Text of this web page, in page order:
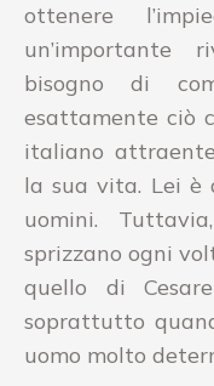
ottenere
un’importante
bisogno di
esattamente ciò
italiano
la sua vita. Lei è
uomini.
sprizzano ogni
quello di
soprattutto
uomo molto